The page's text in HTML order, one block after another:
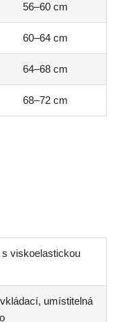
56–60 cm
60–64 cm
64–68 cm
68–72 cm
viskoelastickou
umístitelná